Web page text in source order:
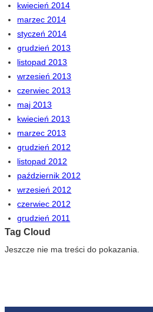
kwiecień 2014
marzec 2014
styczeń 2014
grudzień 2013
listopad 2013
wrzesień 2013
czerwiec 2013
maj 2013
kwiecień 2013
marzec 2013
grudzień 2012
listopad 2012
październik 2012
wrzesień 2012
czerwiec 2012
grudzień 2011
Tag Cloud
Jeszcze nie ma treści do pokazania.